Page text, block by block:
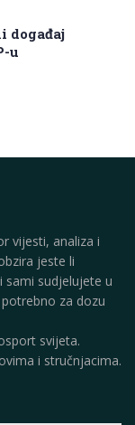
događaj
u
vijesti, analiza i
jeste li
sami sudjelujete u
za dozu
svijeta.
i stručnjacima.